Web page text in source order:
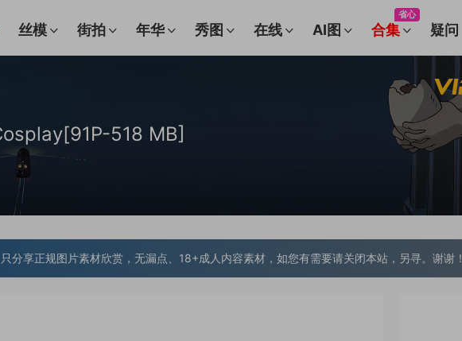
丝模 街拍 年华 秀图 在线 AI图 合集
省心
疑问
518 MB]
分享正规图片素材欣赏，无漏点、18+成人内容素材，如您有需要请关闭本站，另寻。谢谢！